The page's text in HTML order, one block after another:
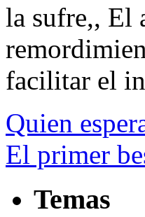
la sufre,, El
facilitar el
Quien
El primer
Temas